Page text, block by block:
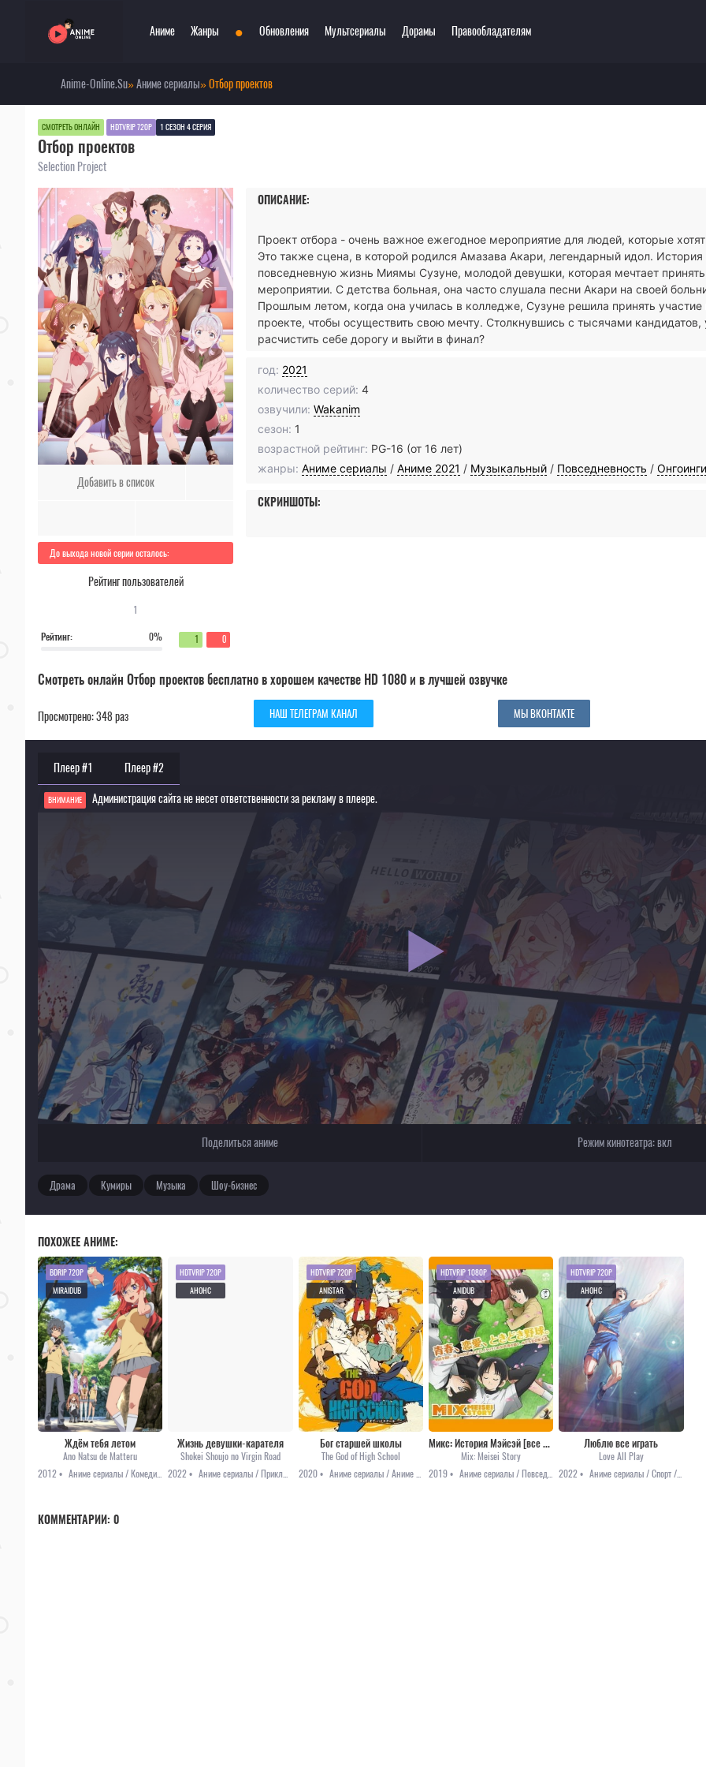
Аниме
Сериалы
Фильмы
Аниме 2020
Топ 100 аниме
Анонсы аниме
Онгоинги
Новости
Жанры
Боевые искусства
Война
Комедия
Меха
Мистика
Музыкальный
Повседневность
Приключения
Школа
Игры
Этти
Экшен
Сверхъестественное
• Обновления Мультсериалы Дорамы Правообладателям
Anime-Online.Su»Аниме сериалы» Отбор проектов
СМОТРЕТЬ ОНЛАЙН HDTVRIP 720P 1 СЕЗОН 4 СЕРИЯ
Отбор проектов
Selection Project
Добавить в список
До выхода новой серии осталось:
Рейтинг пользователей
1
Рейтинг: 0% 1 0
ОПИСАНИЕ:
Проект отбора - очень важное ежегодное мероприятие для людей, которые
Это также сцена, в которой родился Амазава Акари, легендарный идол. История
повседневную жизнь Миямы Сузуне, молодой девушки, которая мечтает принять
мероприятии. С детства больная, она часто слушала песни Акари на своей
Прошлым летом, когда она училась в колледже, Сузуне решила принять
проекте, чтобы осуществить свою мечту. Столкнувшись с тысячами кандидатов,
расчистить себе дорогу и выйти в финал?
год: 2021
количество серий: 4
озвучили: Wakanim
сезон: 1
возрастной рейтинг: PG-16 (от 16 лет)
жанры: Аниме сериалы / Аниме 2021 / Музыкальный / Повседневность / Онгоинги
СКРИНШОТЫ:
Смотреть онлайн Отбор проектов бесплатно в хорошем качестве HD 1080 и в лучшей озвучке
Просмотрено: 348 раз НАШ ТЕЛЕГРАМ КАНАЛ МЫ ВКОНТАКТЕ
Плеер #1 Плеер #2
ВНИМАНИЕ
Администрация сайта не несет ответственности за рекламу в плеере.
Для просмотра некоторых аниме необходимо установить VPN
Текущее воспроизведение：Отбор проектов
Поделиться аниме Режим кинотеатра:вкл
Драма Кумиры Музыка Шоу-бизнес
ПОХОЖЕЕ АНИМЕ:
Ждём тебя летом
Ano Natsu de Matteru
2012 •
BDRIP 720P
MIRAIDUB
Жизнь девушки-карателя
Shokei Shoujo no Virgin Road
2022 •
HDTVRIP 720P
АНОНС
Бог старшей школы
The God of High School
2020 •
HDTVRIP 720P
ANISTAR
Микс: История Мэйсэй [все серии]
Mix: Meisei Story
2019 •
HDTVRIP 1080P
ANIDUB
Люблю все играть
Love All Play
2022 •
HDTVRIP 720P
АНОНС
КОММЕНТАРИИ: 0